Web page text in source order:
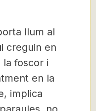
llum al
creguin en
foscor i
en la
implica